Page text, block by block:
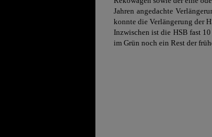
Jahren angedachte
konnte die Verlängerung der
Inzwischen ist die HSB fast
im Grün noch ein Rest der